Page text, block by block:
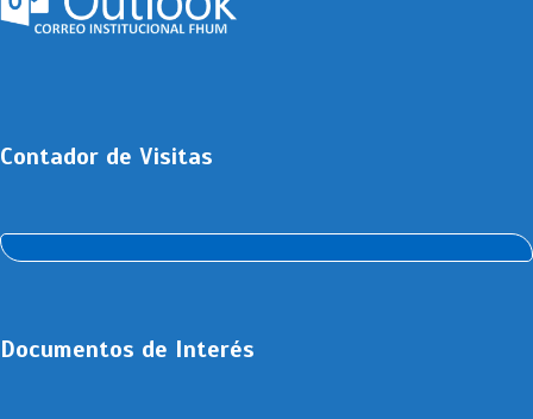
Contador de Visitas
Documentos de Interés